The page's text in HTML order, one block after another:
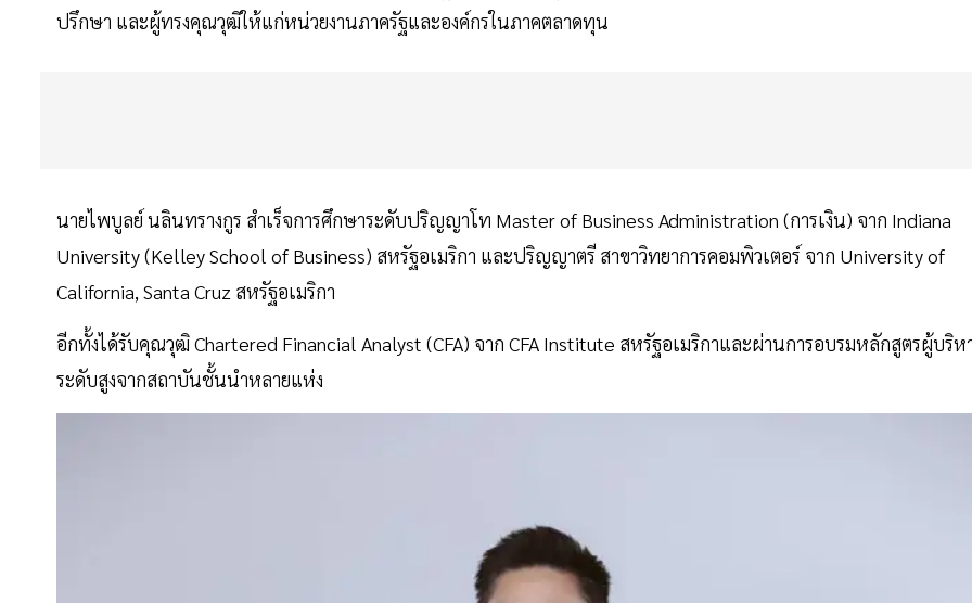
ปรึกษา และผู้ทรงคุณวุฒิให้แก่หน่วยงานภาครัฐและองค์กรในภาคตลาดทุน
นายไพบูลย์ นลินทรางกูร สำเร็จการศึกษาระดับปริญญาโท Master of Business Administration (การเงิน) จาก Indiana
University (Kelley School of Business) สหรัฐอเมริกา และปริญญาตรี สาขาวิทยาการคอมพิวเตอร์ จาก University of
California, Santa Cruz สหรัฐอเมริกา
อีกทั้งได้รับคุณวุฒิ Chartered Financial Analyst (CFA) จาก CFA Institute สหรัฐอเมริกาและผ่านการอบรมหลักสูตรผู้บริห
ระดับสูงจากสถาบันชั้นนำหลายแห่ง